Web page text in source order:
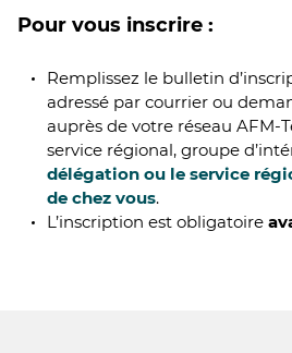
Pour vous inscrire :
Remplissez le bulletin
adressé par courrier ou
auprès de votre réseau AFM-
service régional, groupe
délégation ou le service
de chez vous.
L’inscription est obligatoire